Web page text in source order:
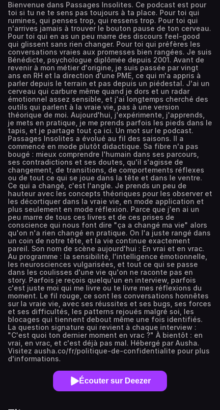
Bienvenue dans Passages Insolites. Ce podcast est pour
toi si tu ne te sens pas toujours à ta place. Pour toi qui
rumines, qui penses trop, qui ressens trop. Pour toi qui
n'arrives jamais à trouver le bouton pause de ton cerveau.
Pour toi qui en as un peu marre des discours feel-good
qui glissent sans rien changer. Pour toi qui préfères les
conversations vraies aux promesses bien rangées. Je suis
Bénédicte, psychologue diplômée depuis 2001. Avant de
revenir à mon métier d'origine, je suis passée par vingt
ans en RH et la direction d'une PME, ce qui m'a appris à
parler depuis le terrain et pas depuis un piédestal. J'ai un
cerveau qui carbure même quand je dors et un radar
émotionnel assez sensible, et j'ai longtemps cherché des
outils qui parlent à la vraie vie, pas à une version
théorique de moi. Aujourd'hui, j'expérimente, j'apprends,
je mets en pratique, je me prends parfois les pieds dans le
tapis, et je partage tout ça ici. Un mot sur le podcast.
Passages Insolites a évolué au fil des saisons. Il a
commencé en mode plutôt didactique. Sa fibre n'a pas
bougé : mieux comprendre l'humain dans ses parcours,
ses contradictions et ses doutes, qu'il s'agisse de
changement, de transitions, de comportements réflexes
ou de tout ce qui se joue dans la tête et dans le ventre.
Ce qui a changé, c'est l'angle. Je prends un peu de
hauteur avec les concepts théoriques pour les observer et
les décortiquer dans la vraie vie, en mode application et
plus seulement en mode réflexion. Parce que j'en ai un
peu marre de tous ces livres et de ces prises de
conscience qui nous font dire "ça a changé ma vie" alors
qu'on n'a rien changé en pratique. On l'a juste rangé dans
un coin de notre tête, et la vie continue exactement
pareil. Son nom de scène aujourd'hui : En vrai et en vrac.
Au programme : la sensibilité, l'intelligence émotionnelle,
les neurosciences vulgarisées, et tout ce qui se passe
dans les coulisses d'une vie qu'on ne raconte pas en
story. Parfois je reçois quelqu'un en interview, parfois
c'est juste moi qui me livre ou te livre mes réflexions du
moment. Le fil rouge, ce sont les conversations honnêtes
sur la vraie vie, avec ses réussites et ses bugs, ses forces
et ses difficultés, les patterns rejoués malgré soi, les
blocages qui tiennent debout même une fois identifiés.
La question signature qui revient à chaque interview :
"C'est quoi ton dernier moment en vrac ?" À bientôt : en
vrai, en vrac, et c'est déjà pas mal. Hébergé par Ausha.
Visitez ausha.co/fr/politique-de-confidentialite pour plus
d'informations.
Écouter sur Deezer